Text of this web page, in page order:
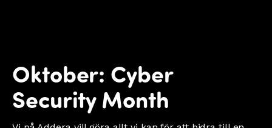
Oktober: Cyber
Security Month